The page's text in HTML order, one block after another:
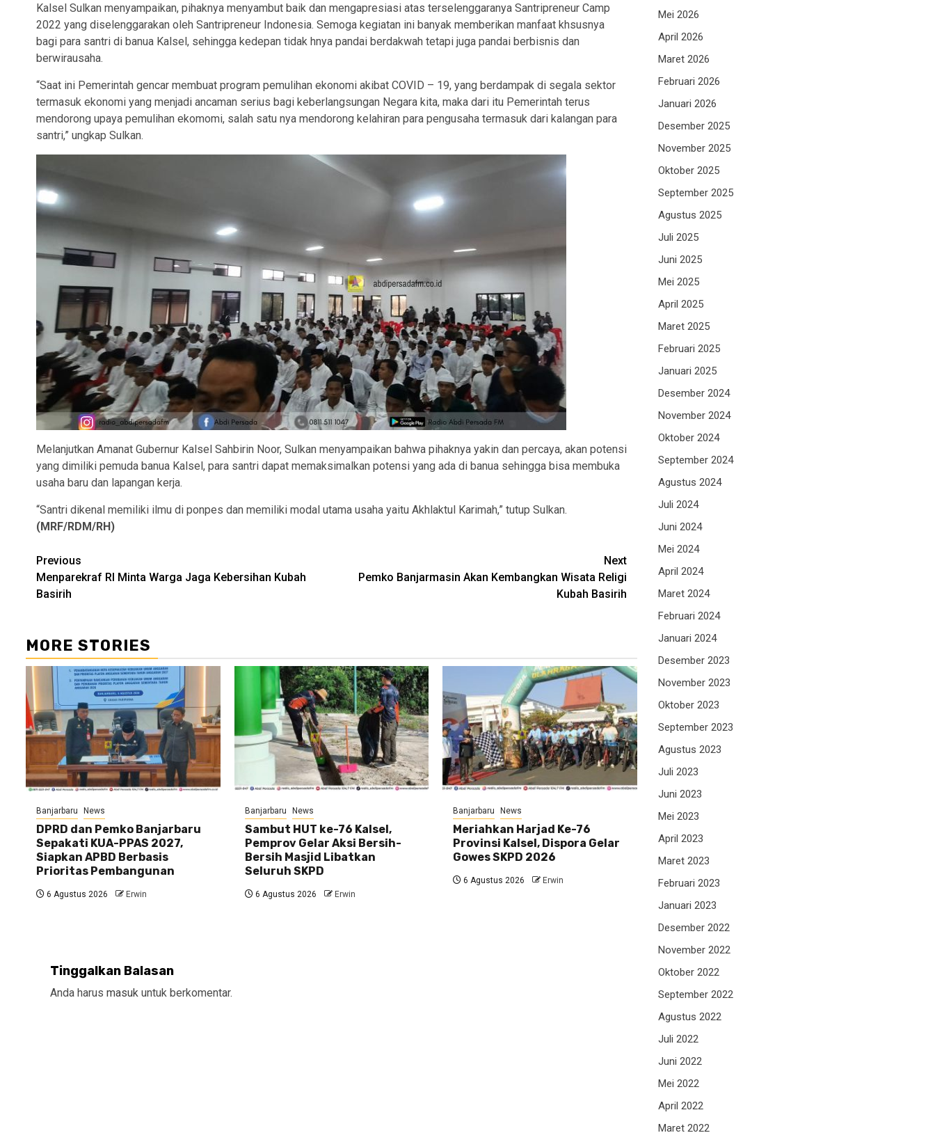
Kalsel Sulkan menyampaikan, pihaknya menyambut baik dan mengapresiasi atas terselenggaranya Santripreneur Camp
2022 yang diselenggarakan oleh Santripreneur Indonesia. Semoga kegiatan ini banyak memberikan manfaat khsusnya
bagi para santri di banua Kalsel, sehingga kedepan tidak hnya pandai berdakwah tetapi juga pandai berbisnis dan
berwirausaha.
“Saat ini Pemerintah gencar membuat program pemulihan ekonomi akibat COVID – 19, yang berdampak di segala sektor
termasuk ekonomi yang menjadi ancaman serius bagi keberlangsungan Negara kita, maka dari itu Pemerintah terus
mendorong upaya pemulihan ekomomi, salah satu nya mendorong kelahiran para pengusaha termasuk dari kalangan para
santri,” ungkap Sulkan.
Melanjutkan Amanat Gubernur Kalsel Sahbirin Noor, Sulkan menyampaikan bahwa pihaknya yakin dan percaya, akan potensi
yang dimiliki pemuda banua Kalsel, para santri dapat memaksimalkan potensi yang ada di banua sehingga bisa membuka
usaha baru dan lapangan kerja.
“Santri dikenal memiliki ilmu di ponpes dan memiliki modal utama usaha yaitu Akhlaktul Karimah,” tutup Sulkan.
(MRF/RDM/RH)
Continue
Reading
Previous
Menparekraf RI Minta Warga Jaga Kebersihan Kubah
Basirih
Next
Pemko Banjarmasin Akan Kembangkan Wisata Religi
Kubah Basirih
MORE STORIES
Banjarbaru News
DPRD dan Pemko Banjarbaru
Sepakati KUA-PPAS 2027,
Siapkan APBD Berbasis
Prioritas Pembangunan
6 Agustus 2026 Erwin
Banjarbaru News
Sambut HUT ke-76 Kalsel,
Pemprov Gelar Aksi Bersih-
Bersih Masjid Libatkan
Seluruh SKPD
6 Agustus 2026 Erwin
Banjarbaru News
Meriahkan Harjad Ke-76
Provinsi Kalsel, Dispora Gelar
Gowes SKPD 2026
6 Agustus 2026 Erwin
Tinggalkan Balasan
Anda harus masuk untuk berkomentar.
Mei 2026
April 2026
Maret 2026
Februari 2026
Januari 2026
Desember 2025
November 2025
Oktober 2025
September 2025
Agustus 2025
Juli 2025
Juni 2025
Mei 2025
April 2025
Maret 2025
Februari 2025
Januari 2025
Desember 2024
November 2024
Oktober 2024
September 2024
Agustus 2024
Juli 2024
Juni 2024
Mei 2024
April 2024
Maret 2024
Februari 2024
Januari 2024
Desember 2023
November 2023
Oktober 2023
September 2023
Agustus 2023
Juli 2023
Juni 2023
Mei 2023
April 2023
Maret 2023
Februari 2023
Januari 2023
Desember 2022
November 2022
Oktober 2022
September 2022
Agustus 2022
Juli 2022
Juni 2022
Mei 2022
April 2022
Maret 2022